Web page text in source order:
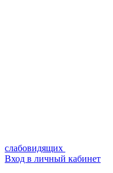
слабовидящих
Вход в личный кабинет